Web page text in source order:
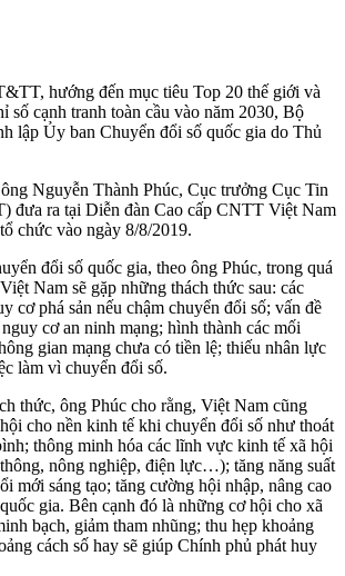
hướng đến mục tiêu Top 20 thế giới và
số cạnh tranh toàn cầu vào năm 2030, Bộ
lập Ủy ban Chuyển đổi số quốc gia do Thủ
Nguyễn Thành Phúc, Cục trưởng Cục Tin
đưa ra tại Diễn đàn Cao cấp CNTT Việt Nam
chức vào ngày 8/8/2019.
đổi số quốc gia, theo ông Phúc, trong quá
Nam sẽ gặp những thách thức sau: các
cơ phá sản nếu chậm chuyển đổi số; vấn đề
cơ an ninh mạng; hình thành các mối
gian mạng chưa có tiền lệ; thiếu nhân lực
làm vì chuyển đổi số.
thức, ông Phúc cho rằng, Việt Nam cũng
cho nền kinh tế khi chuyển đổi số như thoát
thông minh hóa các lĩnh vực kinh tế xã hội
nông nghiệp, điện lực…); tăng năng suất
mới sáng tạo; tăng cường hội nhập, nâng cao
gia. Bên cạnh đó là những cơ hội cho xã
bạch, giảm tham nhũng; thu hẹp khoảng
cách số hay sẽ giúp Chính phủ phát huy